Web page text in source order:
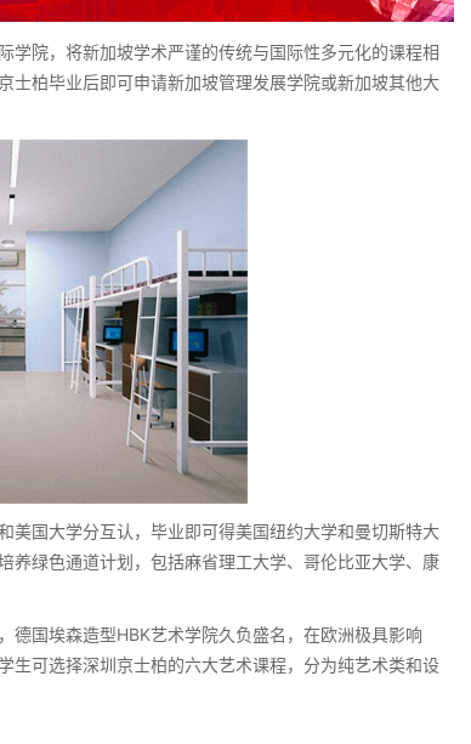
院，将新加坡学术严谨的传统与国际性多元化的课程相
士柏毕业后即可申请新加坡管理发展学院或新加坡其他大
国大学分互认，毕业即可得美国纽约大学和曼切斯特大
养绿色通道计划，包括麻省理工大学、哥伦比亚大学、康
国埃森造型HBK艺术学院久负盛名，在欧洲极具影响
生可选择深圳京士柏的六大艺术课程，分为纯艺术类和设